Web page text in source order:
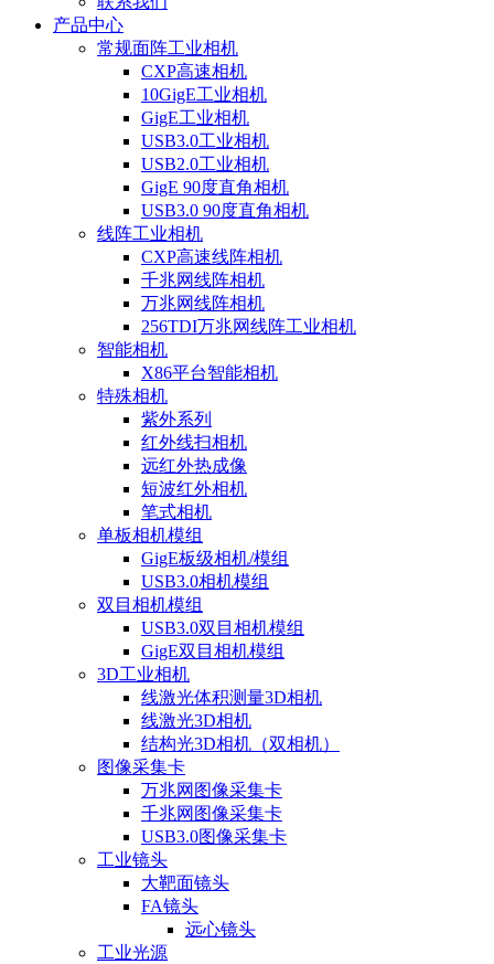
产品中心
常规面阵工业相机
CXP高速相机
10GigE工业相机
GigE工业相机
USB3.0工业相机
USB2.0工业相机
GigE 90度直角相机
USB3.0 90度直角相机
线阵工业相机
CXP高速线阵相机
千兆网线阵相机
万兆网线阵相机
256TDI万兆网线阵工业相机
智能相机
X86平台智能相机
特殊相机
紫外系列
红外线扫相机
远红外热成像
短波红外相机
笔式相机
单板相机模组
GigE板级相机/模组
USB3.0相机模组
双目相机模组
USB3.0双目相机模组
GigE双目相机模组
3D工业相机
线激光体积测量3D相机
线激光3D相机
结构光3D相机（双相机）
图像采集卡
万兆网图像采集卡
千兆网图像采集卡
USB3.0图像采集卡
工业镜头
大靶面镜头
FA镜头
远心镜头
工业光源